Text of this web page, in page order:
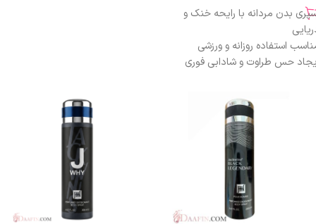
بدن مردانه با رایحه خنک و
استفاده روزانه و ورزشی
حس طراوت و شادابی فوری
فصول گرم سال
سبک و قابل‌حمل
مقرون‌به‌صرفه نسبت به کیفیت